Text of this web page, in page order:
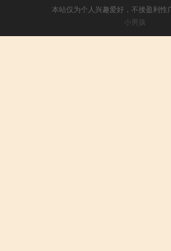
本站仅为个人兴趣爱好，不接盈利性
小男孩